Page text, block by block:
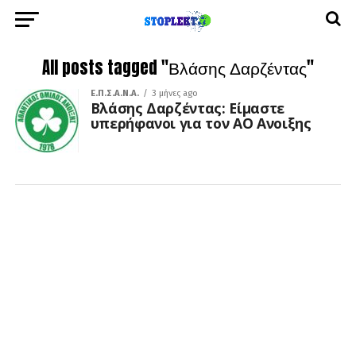
All posts tagged "Βλάσης Δαρζέντας"
Ε.Π.Σ.Α.Ν.Α. 3 μήνες ago
Βλάσης Δαρζέντας: Είμαστε
υπερήφανοι για τον ΑΟ Ανοιξης